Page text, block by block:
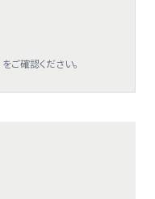
をご確認ください。